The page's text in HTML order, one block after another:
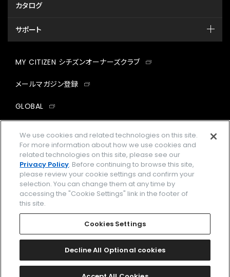
カタログ
サポート
MY CITIZEN シチズンオーナーズクラブ
メールマガジン登録
GLOBAL
facebookinstagramtwitter
企業情報 ご利用規約
プライバシーポリシー Cookies Settings
Amazon PayはAmazon.com, Inc.またはその関連会社の商標です。
2026 CITIZEN WATCH CO., LTD.
We use cookies and related technologies on this site.
For more information about how we use cookies and
related technologies on this site, please see our
Privacy Policy. Before continuing to browse this site,
please review your cookie settings and confirm your
selection. You can change them at any time by
accessing the "Cookie Settings" link in the footer of
this site.
Cookies Settings
Decline All Optional cookies